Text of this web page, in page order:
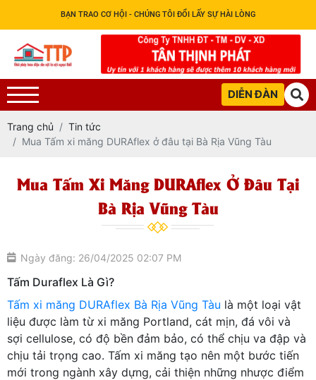
BẠN TRAO CƠ HỘI - CHÚNG TÔI ĐỔI LẤY SỰ HÀI LÒNG
DIỄN ĐÀN
Trang chủ
Tin tức
Mua Tấm xi măng DURAflex ở đâu tại Bà Rịa Vũng Tàu
Mua Tấm Xi Măng DURAflex Ở Đâu Tại
Bà Rịa Vũng Tàu
Ngày đăng: 26/04/2025 02:07 PM
Tấm Duraflex Là Gì?
Tấm xi măng DURAflex Bà Rịa Vũng Tàu là một loại vật
liệu được làm từ xi măng Portland, cát mịn, đá vôi và
sợi cellulose, có độ bền đảm bảo, có thể chịu va đập và
chịu tải trọng cao. Tấm xi măng tạo nên một bước tiến
mới trong ngành xây dựng, cải thiện những nhược điểm